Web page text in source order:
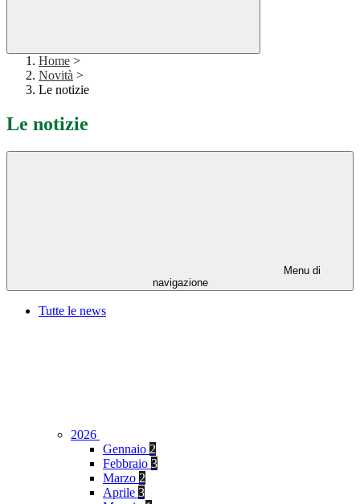
Home >
Novità >
Le notizie
Le notizie
Menu di
navigazione
Tutte le news
2026
Gennaio 2
Febbraio 3
Marzo 2
Aprile 3